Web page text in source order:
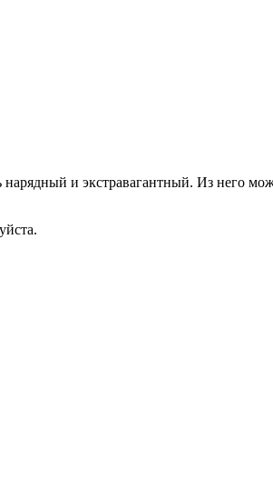
и экстравагантный. Из него